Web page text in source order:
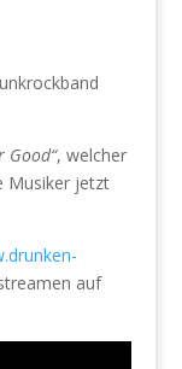
Good“, welcher
Musiker jetzt
auf